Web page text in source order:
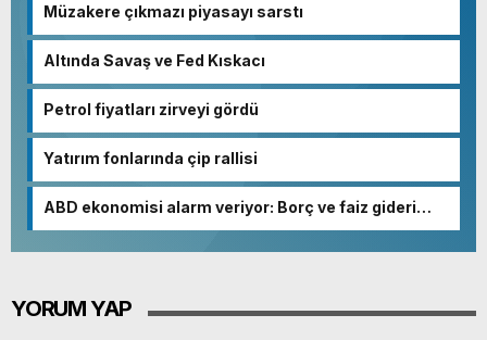
Müzakere çıkmazı piyasayı sarstı
Altında Savaş ve Fed Kıskacı
Petrol fiyatları zirveyi gördü
Yatırım fonlarında çip rallisi
ABD ekonomisi alarm veriyor: Borç ve faiz gideri
YORUM YAP